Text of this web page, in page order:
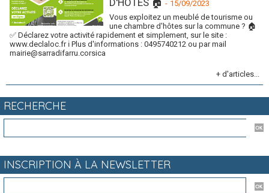
D'HÔTES 🏠 - 15/09/2023
Vous exploitez un meublé de tourisme ou
une chambre d'hôtes sur la commune ? 🏠
✅ Déclarez votre activité rapidement et simplement, sur le site :
www.declaloc.fr ℹ Plus d'informations : 0495740212 ou par mail
mairie@sarradifarru.corsica
+ d'articles...
RECHERCHE
INSCRIPTION À LA NEWSLETTER